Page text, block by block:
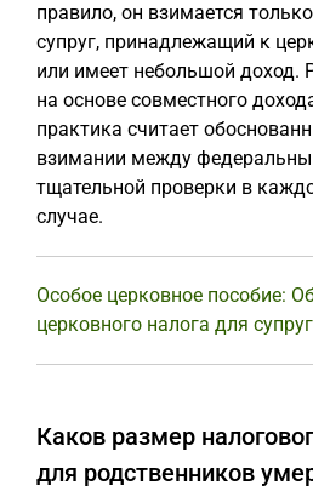
правило, он взимается
супруг, принадлежащий к
или имеет небольшой доход.
на основе совместного
практика считает
взимании между
тщательной проверки в
случае.
Особое церковное пособие:
церковного налога для
Каков размер
для родственников